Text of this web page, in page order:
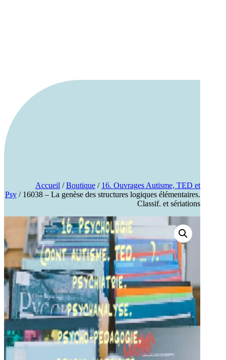
Accueil /Boutique/ 16. Ouvrages Autisme, TED et
Psy/ 16038 – La genèse des structures logiques élémentaires.
Classif. et sériations